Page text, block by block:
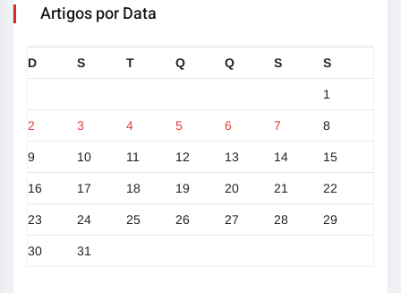
Artigos por Data
D S T Q Q S S
1
2 3 4 5 6 7 8
9 10 11 12 13 14 15
16 17 18 19 20 21 22
23 24 25 26 27 28 29
30 31